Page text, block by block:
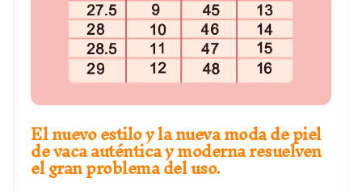
El nuevo estilo y la nueva moda de piel
de vaca auténtica y moderna resuelven
el gran problema del uso.